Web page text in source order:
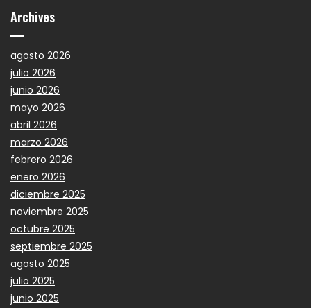
Archives
agosto 2026
julio 2026
junio 2026
mayo 2026
abril 2026
marzo 2026
febrero 2026
enero 2026
diciembre 2025
noviembre 2025
octubre 2025
septiembre 2025
agosto 2025
julio 2025
junio 2025